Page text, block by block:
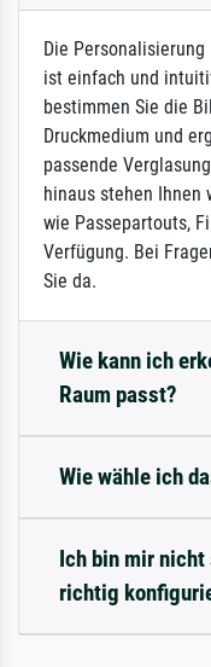
Die
ist einfach und
bestimmen Sie die
Druckmedium und
passende
hinaus stehen Ihnen
wie Passepartouts,
Verfügung. Bei
Sie da.
Wie kann ich
Raum passt?
Wie wähle ich
Ich bin mir
richtig